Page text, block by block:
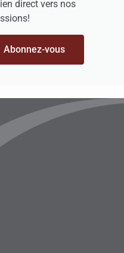
direct vers nos
Abonnez-vous